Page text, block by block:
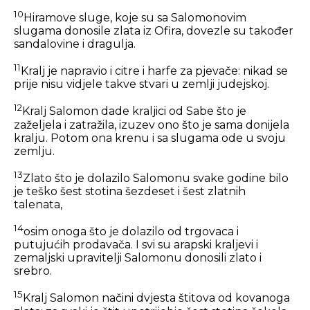
10Hiramove sluge, koje su sa Salomonovim
slugama donosile zlata iz Ofira, dovezle su također
sandalovine i dragulja.
11 Kralj je napravio i citre i harfe za pjevače: nikad se
prije nisu vidjele takve stvari u zemlji judejskoj.
12Kralj Salomon dade kraljici od Sabe što je
zaželjela i zatražila, izuzev ono što je sama donijela
kralju. Potom ona krenu i sa slugama ode u svoju
zemlju.
13Zlato što je dolazilo Salomonu svake godine bilo
je teško šest stotina šezdeset i šest zlatnih
talenata,
14osim onoga što je dolazilo od trgovaca i
putujućih prodavača. I svi su arapski kraljevi i
zemaljski upravitelji Salomonu donosili zlato i
srebro.
15 Kralj Salomon načini dvjesta štitova od kovanoga